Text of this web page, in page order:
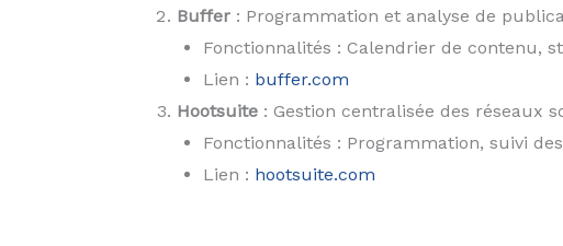
Buffer: Programmation et analyse de
Fonctionnalités : Calendrier de contenu,
Lien : buffer.com
Hootsuite: Gestion centralisée des réseaux
Fonctionnalités : Programmation, suivi
Lien : hootsuite.com